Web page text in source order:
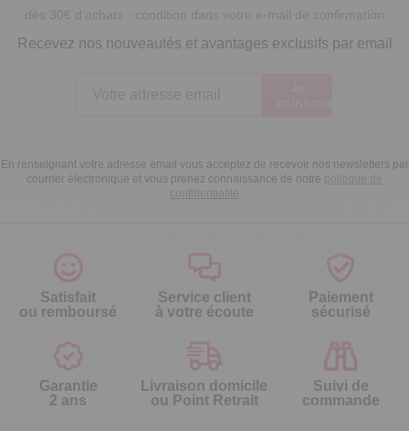
dès 30€ d’achats - condition dans votre e-mail de confirmation
Recevez nos nouveautés et avantages exclusifs par email
En renseignant votre adresse email vous acceptez de recevoir nos newsletters par
courrier électronique et vous prenez connaissance de notre politique de
confidentialité
Satisfait
ou remboursé
Service client
à votre écoute
Paiement
sécurisé
Garantie
2 ans
Livraison domicile
ou Point Retrait
Suivi de
commande